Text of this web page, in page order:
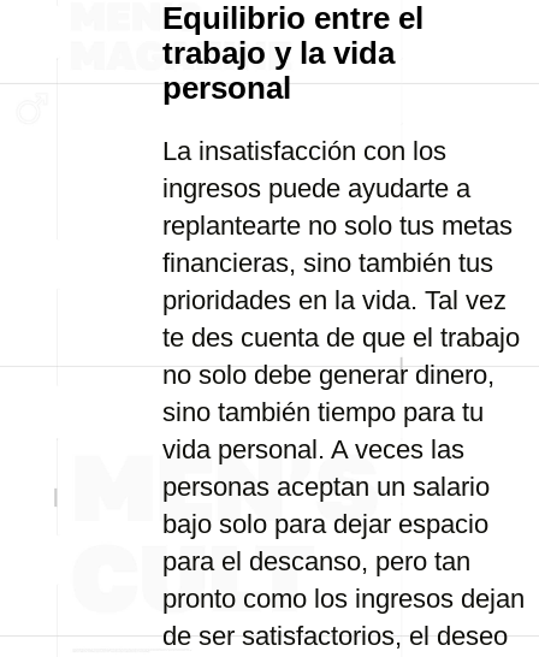
Equilibrio entre el
trabajo y la vida
personal
La insatisfacción con los
ingresos puede ayudarte a
replantearte no solo tus metas
financieras, sino también tus
prioridades en la vida. Tal vez
te des cuenta de que el trabajo
no solo debe generar dinero,
sino también tiempo para tu
vida personal. A veces las
personas aceptan un salario
bajo solo para dejar espacio
para el descanso, pero tan
pronto como los ingresos dejan
de ser satisfactorios, el deseo